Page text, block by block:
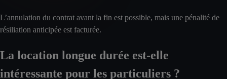
L’annulation du contrat avant la fin est possible, mais une pénalité de
résiliation anticipée est facturée.
La location longue durée est-elle
intéressante pour les particuliers ?